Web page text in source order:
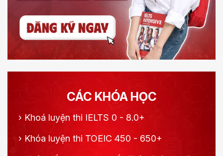
CÁC KHÓA HỌC
› Khoá luyện thi IELTS 0 - 8.0+
› Khóa luyện thi TOEIC 450 - 650+